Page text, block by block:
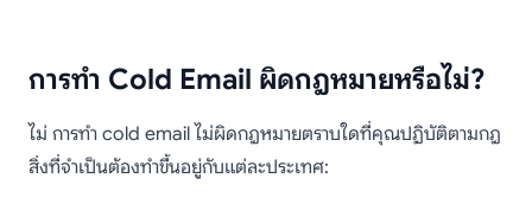
การทำ Cold Email ผิดกฎหมายหรือไม่?
ไม่ การทำ cold email ไม่ผิดกฎหมายตราบใดที่คุณปฏิบัติตามกฎ
สิ่งที่จำเป็นต้องทำขึ้นอยู่กับแต่ละประเทศ: